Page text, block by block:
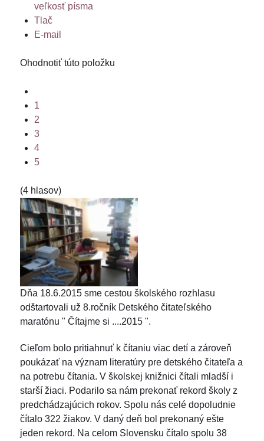
veľkosť písma
Tlač
E-mail
Ohodnotiť túto položku
1
2
3
4
5
(4 hlasov)
Dňa 18.6.2015 sme cestou školského rozhlasu
odštartovali už 8.ročník Detského čitateľského
maratónu " Čítajme si ....2015 ".
Cieľom bolo pritiahnuť k čítaniu viac detí a zároveň
poukázať na význam literatúry pre detského čitateľa a
na potrebu čítania. V školskej knižnici čítali mladší i
starší žiaci. Podarilo sa nám prekonať rekord školy z
predchádzajúcich rokov. Spolu nás celé dopoludnie
čítalo 322 žiakov. V daný deň bol prekonaný ešte
jeden rekord. Na celom Slovensku čítalo spolu 38